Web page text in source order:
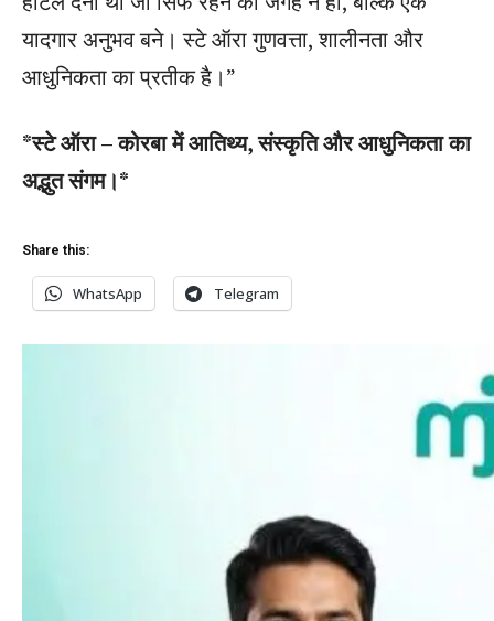
यादगार अनुभव बने। स्टे ऑरा गुणवत्ता, शालीनता और
आधुनिकता का प्रतीक है।”
*स्टे ऑरा – कोरबा में आतिथ्य, संस्कृति और आधुनिकता का
अद्भुत संगम।*
Share this:
WhatsApp Telegram